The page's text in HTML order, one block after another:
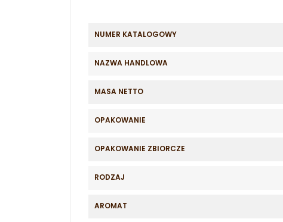
NUMER KATALOGOWY
NAZWA HANDLOWA
MASA NETTO
OPAKOWANIE
OPAKOWANIE ZBIORCZE
RODZAJ
AROMAT